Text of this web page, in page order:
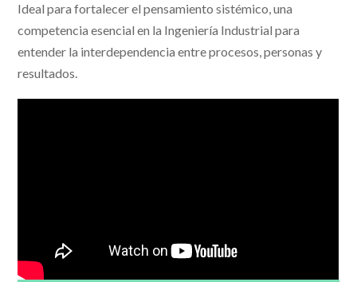
Ideal para fortalecer el pensamiento sistémico, una
competencia esencial en la Ingeniería Industrial para
entender la interdependencia entre procesos, personas y
resultados.